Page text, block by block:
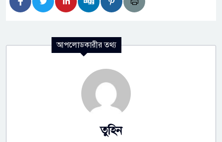
আপলোডকারীর তথ্য
তুহিন